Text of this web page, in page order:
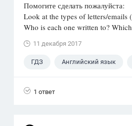
Помогите сделать пожалуйста:
Look at the types of letters/emails
Who is each one written to?
11 декабря 2017
ГДЗ Английский язык
1 ответ